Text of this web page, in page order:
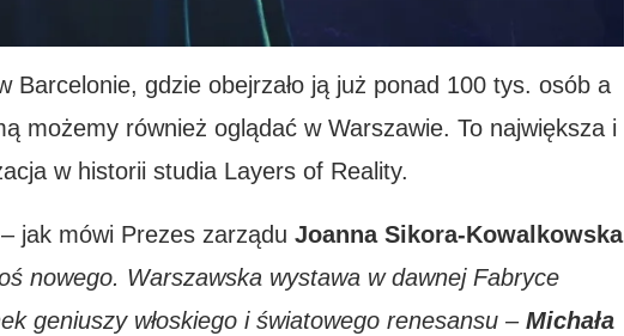
Barcelonie, gdzie obejrzało ją już ponad 100 tys. osób a
możemy również oglądać w Warszawie. To największa i
w historii studia Layers of Reality.
– jak mówi Prezes zarządu Joanna Sikora-Kowalkowska
nowego. Warszawska wystawa w dawnej Fabryce
geniuszy włoskiego i światowego renesansu – Michała